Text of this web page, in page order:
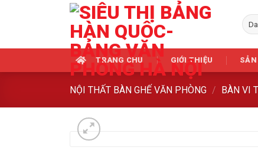
TRANG CHỦ GIỚI THIỆU
NỘI THẤT BÀN GHẾ VĂN PHÒNG / BÀN VI